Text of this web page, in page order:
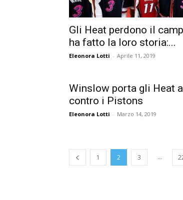
Gli Heat perdono il
ha fatto la loro storia:...
Eleonora Lotti - Aprile 11, 2019
Winslow porta gli Heat
contro i Pistons
Eleonora Lotti - Marzo 14, 2019
1 2 3 ...